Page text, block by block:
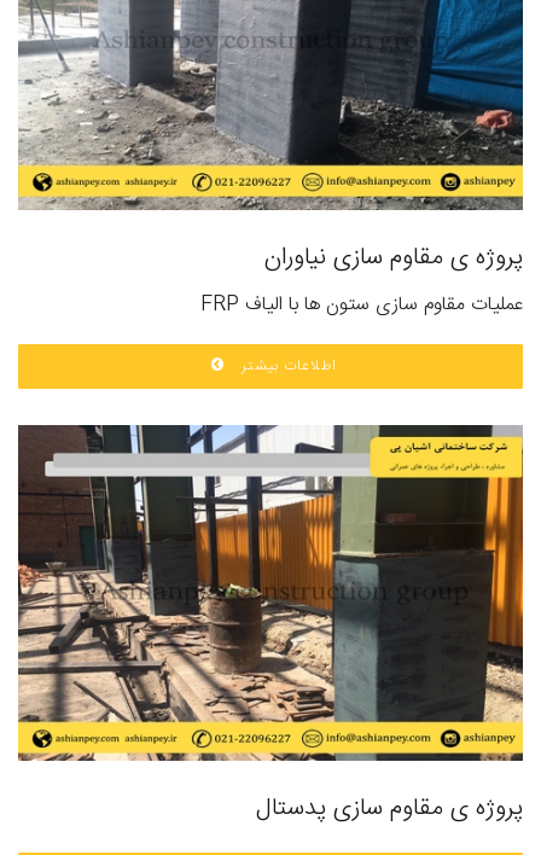
پروژه ی مقاوم سازی نیاوران
عملیات مقاوم سازی ستون ها با الیاف FRP
اطلاعات بیشتر
پروژه ی مقاوم سازی پدستال